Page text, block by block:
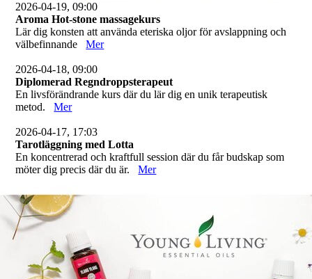
2026-04-19, 09:00
Aroma Hot-stone massagekurs
Lär dig konsten att använda eteriska oljor för avslappning och
välbefinnandeMer
2026-04-18, 09:00
Diplomerad Regndroppsterapeut
En livsförändrande kurs där du lär dig en unik terapeutisk
metod.Mer
2026-04-17, 17:03
Tarotläggning med Lotta
En koncentrerad och kraftfull session där du får budskap som
möter dig precis där du är.Mer